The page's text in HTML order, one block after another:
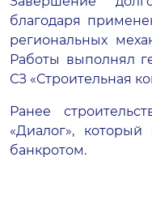
благодаря
региональных
Работы выполнял
СЗ «Строительная
Ранее
«Диалог»,
банкротом.